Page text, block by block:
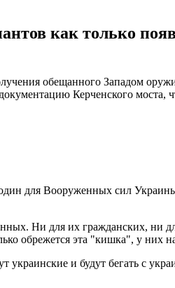
как только
обещанного Западом
Керченского моста,
для Вооруженных сил
Ни для их гражданских, ни
обрежется эта "кишка", у них
украинские и будут бегать с